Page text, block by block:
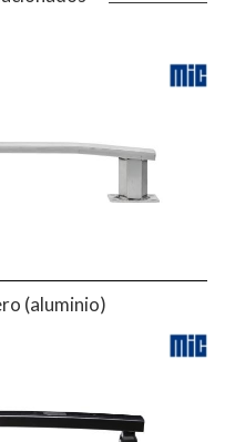
(aluminio)